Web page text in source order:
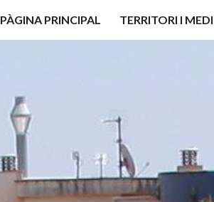
Skip to
PÀGINA PRINCIPAL TERRITORI I